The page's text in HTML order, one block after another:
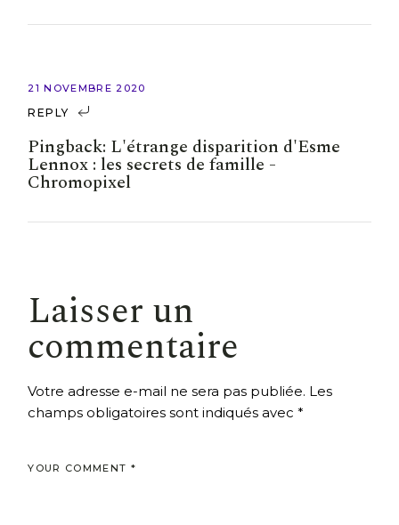
21 NOVEMBRE 2020
REPLY
Pingback: L'étrange disparition d'Esme
Lennox : les secrets de famille -
Chromopixel
Laisser un
commentaire
Votre adresse e-mail ne sera pas publiée. Les
champs obligatoires sont indiqués avec*